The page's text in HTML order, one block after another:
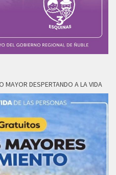
MAYOR DESPERTANDO A LA VIDA